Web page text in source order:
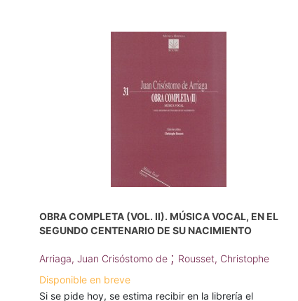
OBRA COMPLETA (VOL. II). MÚSICA VOCAL, EN EL
SEGUNDO CENTENARIO DE SU NACIMIENTO
Arriaga, Juan Crisóstomo de ; Rousset, Christophe
Disponible en breve
Si se pide hoy, se estima recibir en la librería el